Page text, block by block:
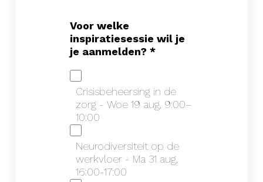
Voor welke
inspiratiesessie wil je
je aanmelden? *
Crisisbeheersing in de
zorg - Woe 19 aug, 9:00–
10:00
Neurodiversiteit op de
werkvloer - Ma 31 aug,
16:00-17:00